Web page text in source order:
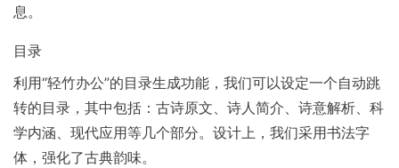
息。
目录
利用“轻竹办公”的目录生成功能，我们可以设定一个自动跳
转的目录，其中包括：古诗原文、诗人简介、诗意解析、科
学内涵、现代应用等几个部分。设计上，我们采用书法字
体，强化了古典韵味。